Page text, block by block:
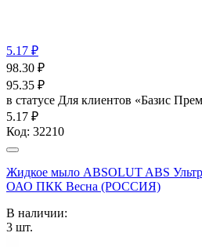
5.17 ₽
98.30 ₽
95.35 ₽
в статусе Для клиентов «Базис
5.17 ₽
Код: 32210
Жидкое мыло ABSOLUT ABS
ОАО ПКК Весна (РОССИЯ)
В наличии:
3 шт.